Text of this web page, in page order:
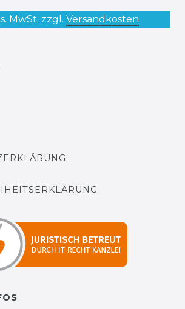
MwSt. zzgl. Versandkosten